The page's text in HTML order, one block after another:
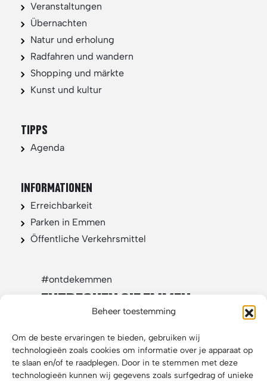
Beheer toestemming
Om de beste ervaringen te bieden, gebruiken wij
technologieën zoals cookies om informatie over je apparaat op
te slaan en/of te raadplegen. Door in te stemmen met deze
technologieën kunnen wij gegevens zoals surfgedrag of unieke
Veranstaltungen
Übernachten
Natur und erholung
Radfahren und wandern
Shopping und märkte
Kunst und kultur
TIPPS
Agenda
INFORMATIONEN
Erreichbarkeit
Parken in Emmen
Öffentliche Verkehrsmittel
#ontdekemmen
ENTDECKEN SIE EMMEN
IN DEN SOZIALEN MEDIEN